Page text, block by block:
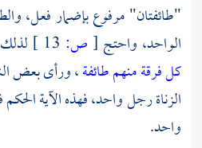
"طائفتان" مرفوع بإضمار فعل،
الواحد، واحتج [ص:
كل فرقة منهم طائفة، ورأى بعض
الزناة رجل واحد، فهذه الآية الحكم
واحد.